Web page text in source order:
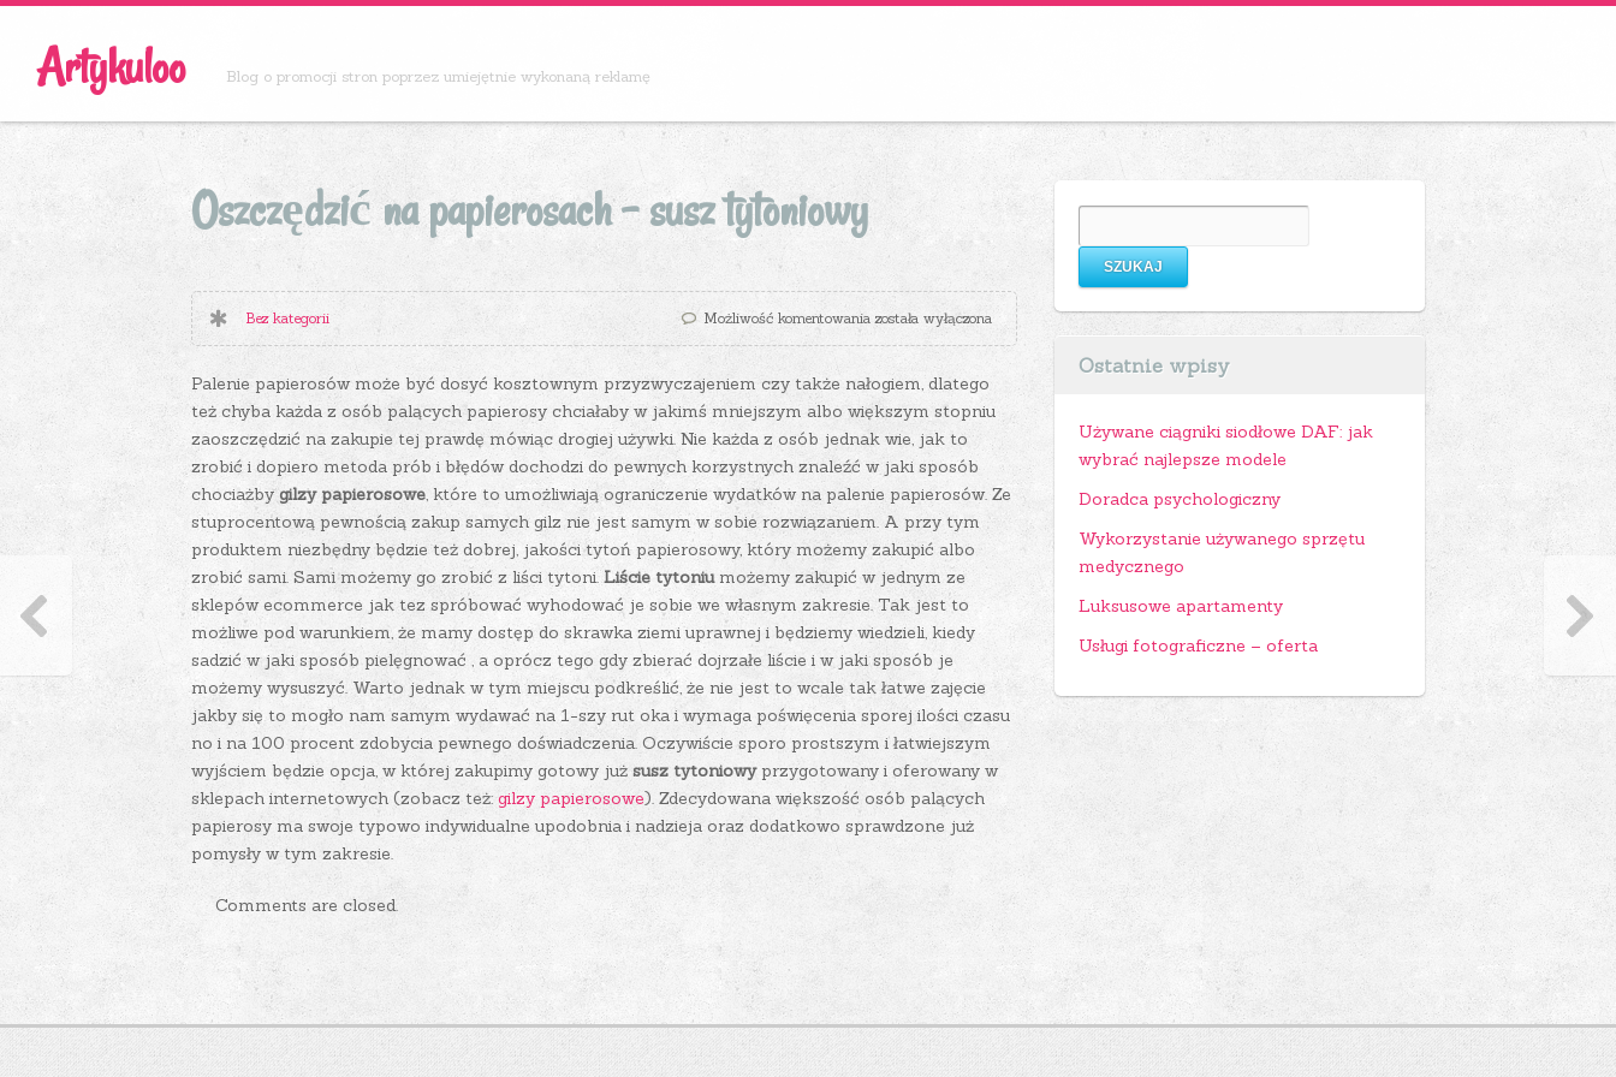
Artykuloo Blog o promocji stron poprzez umiejętnie wykonaną reklamę
Oszczędzić na papierosach – susz tytoniowy
Bez kategorii Możliwość komentowaniaOszczędzić na papierosach – susz tytoniowy
została wyłączona
Palenie papierosów może być dosyć kosztownym przyzwyczajeniem czy także nałogiem, dlatego
też chyba każda z osób palących papierosy chciałaby w jakimś mniejszym albo większym stopniu
zaoszczędzić na zakupie tej prawdę mówiąc drogiej używki. Nie każda z osób jednak wie, jak to
zrobić i dopiero metoda prób i błędów dochodzi do pewnych korzystnych znaleźć w jaki sposób
chociażbygilzy papierosowe, które to umożliwiają ograniczenie wydatków na palenie papierosów. Ze
stuprocentową pewnością zakup samych gilz nie jest samym w sobie rozwiązaniem. A przy tym
produktem niezbędny będzie też dobrej, jakości tytoń papierosowy, który możemy zakupić albo
zrobić sami. Sami możemy go zrobić z liści tytoni.Liście tytoniumożemy zakupić w jednym ze
sklepów ecommerce jak tez spróbować wyhodować je sobie we własnym zakresie. Tak jest to
możliwe pod warunkiem, że mamy dostęp do skrawka ziemi uprawnej i będziemy wiedzieli, kiedy
sadzić w jaki sposób pielęgnować , a oprócz tego gdy zbierać dojrzałe liście i w jaki sposób je
możemy wysuszyć. Warto jednak w tym miejscu podkreślić, że nie jest to wcale tak łatwe zajęcie
jakby się to mogło nam samym wydawać na 1-szy rut oka i wymaga poświęcenia sporej ilości czasu
no i na 100 procent zdobycia pewnego doświadczenia. Oczywiście sporo prostszym i łatwiejszym
wyjściem będzie opcja, w której zakupimy gotowy już susz tytoniowyprzygotowany i oferowany w
sklepach internetowych (zobacz też: gilzy papierosowe). Zdecydowana większość osób palących
papierosy ma swoje typowo indywidualne upodobnia i nadzieja oraz dodatkowo sprawdzone już
pomysły w tym zakresie.
Comments are closed.
Ostatnie wpisy
Używane ciągniki siodłowe DAF: jak
wybrać najlepsze modele
Doradca psychologiczny
Wykorzystanie używanego sprzętu
medycznego
Luksusowe apartamenty
Usługi fotograficzne – oferta